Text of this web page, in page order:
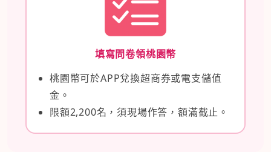
填寫問卷領桃園幣
桃園幣可於APP兌換超商券或電支儲值
金。
限額2,200名，須現場作答，額滿截止。